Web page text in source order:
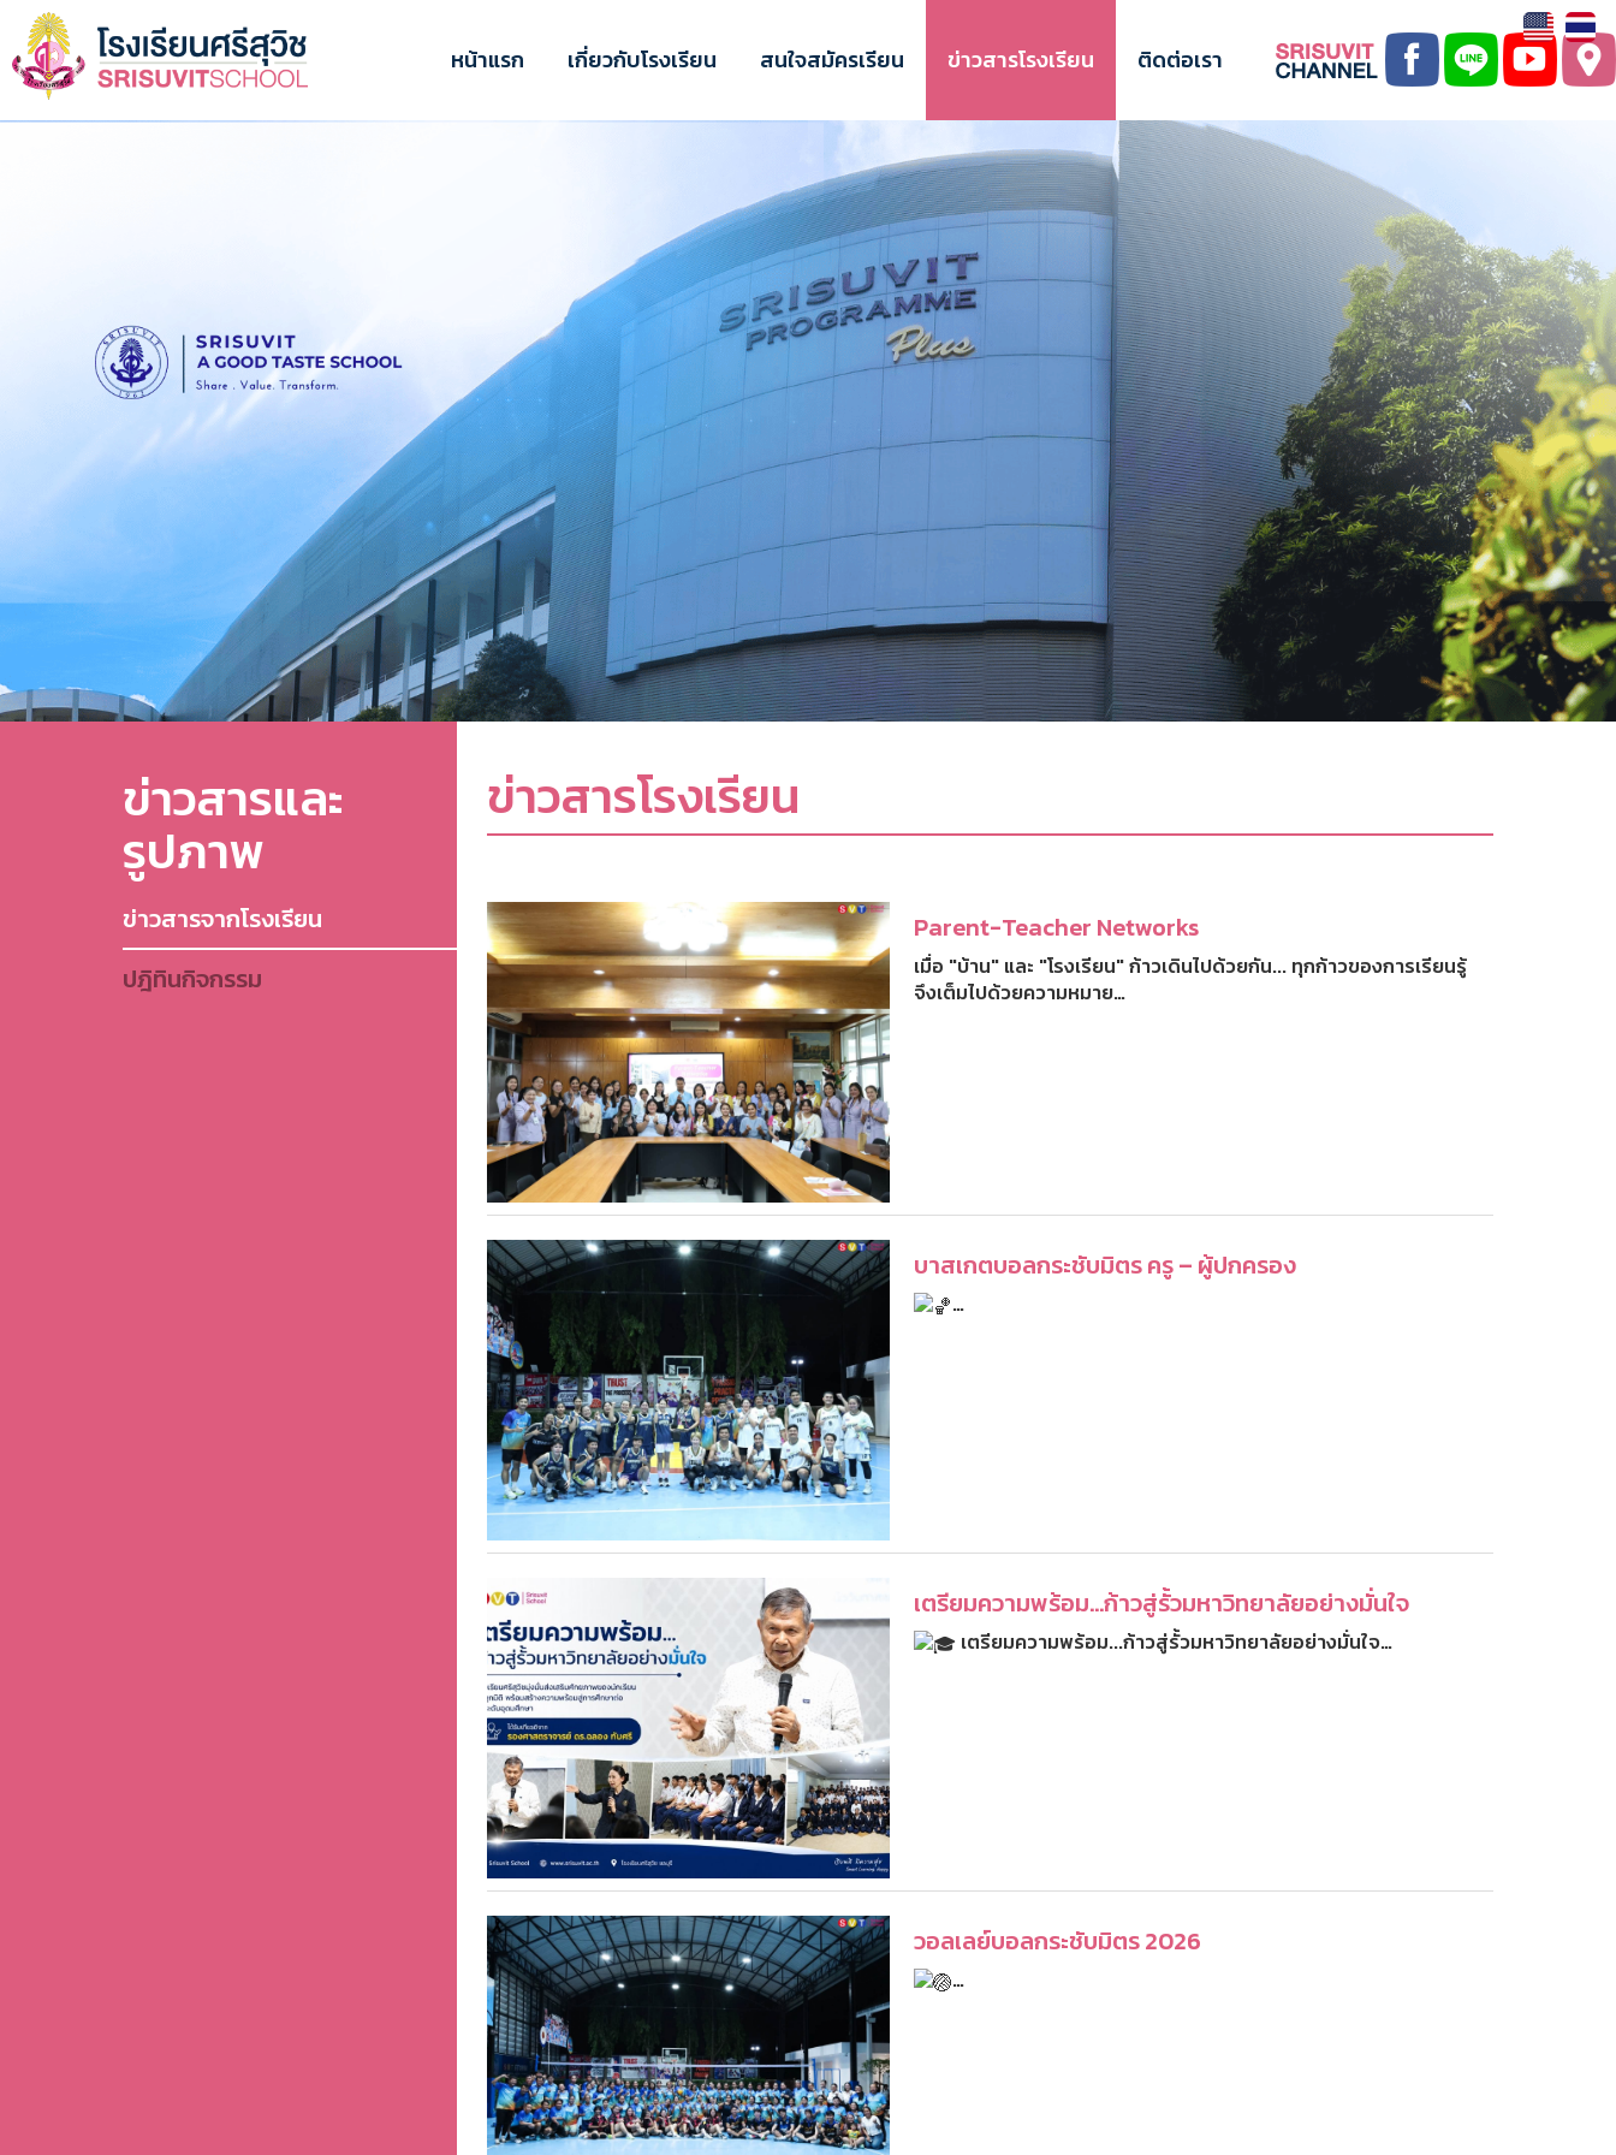
ข้าม
ยัง
เนื้อหา
หลัก
หน้าแรก เกี่ยวกับโรงเรียน สนใจสมัครเรียน ข่าวสารโรงเรียน ติดต่อเรา
ข่าวสารและ
รูปภาพ
ข่าวสารจากโรงเรียน
ปฎิทินกิจกรรม
ข่าวสารโรงเรียน
Parent-Teacher Networks
เมื่อ "บ้าน" และ "โรงเรียน" ก้าวเดินไปด้วยกัน... ทุกก้าวของการเรียนรู้
จึงเต็มไปด้วยความหมาย…
บาสเกตบอลกระชับมิตร ครู – ผู้ปกครอง
…
เตรียมความพร้อม...ก้าวสู่รั้วมหาวิทยาลัยอย่างมั่นใจ
เตรียมความพร้อม...ก้าวสู่รั้วมหาวิทยาลัยอย่างมั่นใจ…
วอลเลย์บอลกระชับมิตร 2026
…